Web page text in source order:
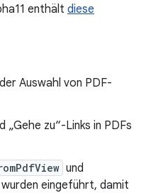
enthält diese
Auswahl von PDF-
„Gehe zu“-Links in PDFs
und
eingeführt, damit